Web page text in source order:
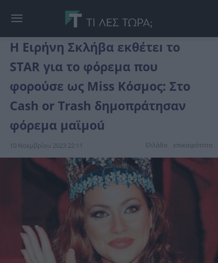
Η Ειρήνη Σκλήβα εκθέτεı το
STAR για το φόρεμα που
φορούσε ως Miss Κόσμος: Στο
Cash or Trash δημοπράτησαν
φόρεμα μαϊμοú
10 Νοεμβρίου 2023 22:11 Ελλάδα επικαιpότnτα